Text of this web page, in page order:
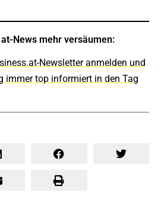
News mehr versäumen:
Newsletter anmelden und
immer top informiert in den Tag